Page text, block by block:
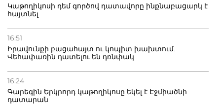
Կաթողիկոսի դեմ գործով դատավորը ինքնաբացարկ է
հայտնել
16:51
Իրավունքի բացահայտ ու կոպիտ խախտում.
Վեհափառին դատելու են դռնփակ
16:24
Գարեգին Երկրորդ կաթողիկոսը եկել է Էջմիածնի
դատարան